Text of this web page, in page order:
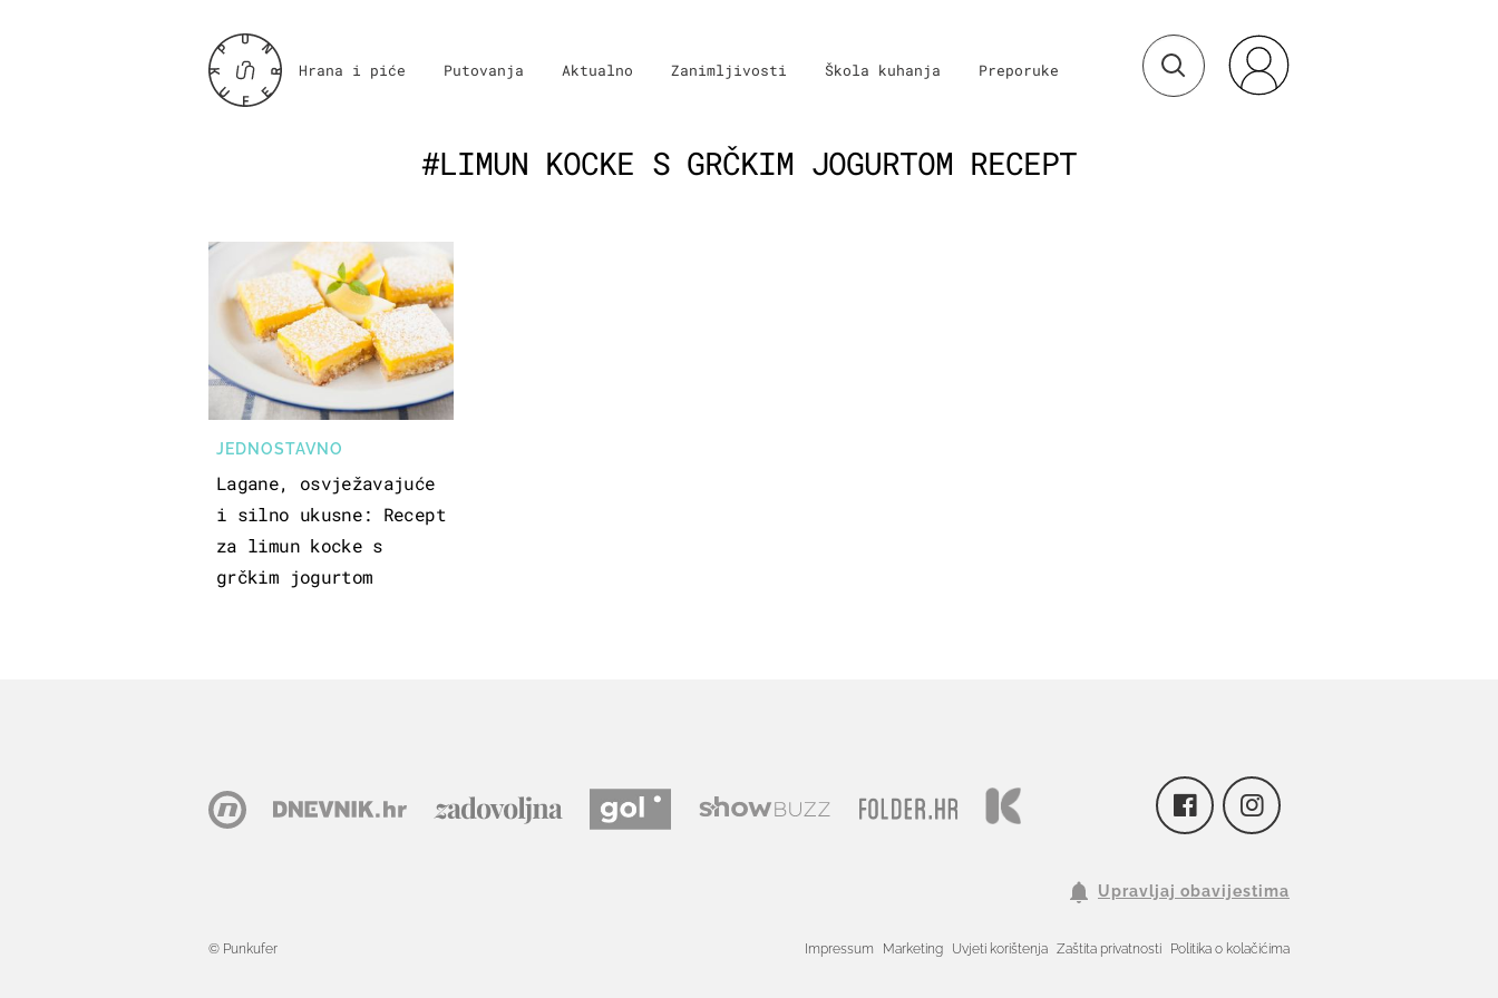
Hrana i piće Putovanja Aktualno Zanimljivosti Škola kuhanja Preporuke
#LIMUN KOCKE S GRČKIM JOGURTOM RECEPT
JEDNOSTAVNO
Lagane, osvježavajuće
i silno ukusne: Recept
za limun kocke s
grčkim jogurtom
Upravljaj obavijestima
© Punkufer Impressum Marketing Uvjeti korištenja Zaštita privatnosti Politika o kolačićima